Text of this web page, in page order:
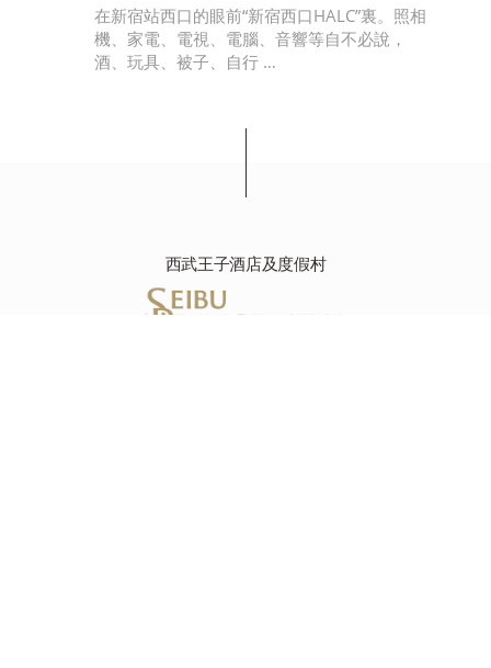
在新宿站西口的眼前“新宿西口HALC”裏。照相
機、家電、電視、電腦、音響等自不必說，
酒、玩具、被子、自行 …
西武王子酒店及度假村